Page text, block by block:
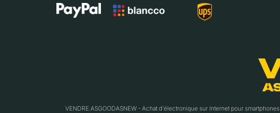
VENDRE.ASGOODASNEW - Achat d'électronique sur Internet pour